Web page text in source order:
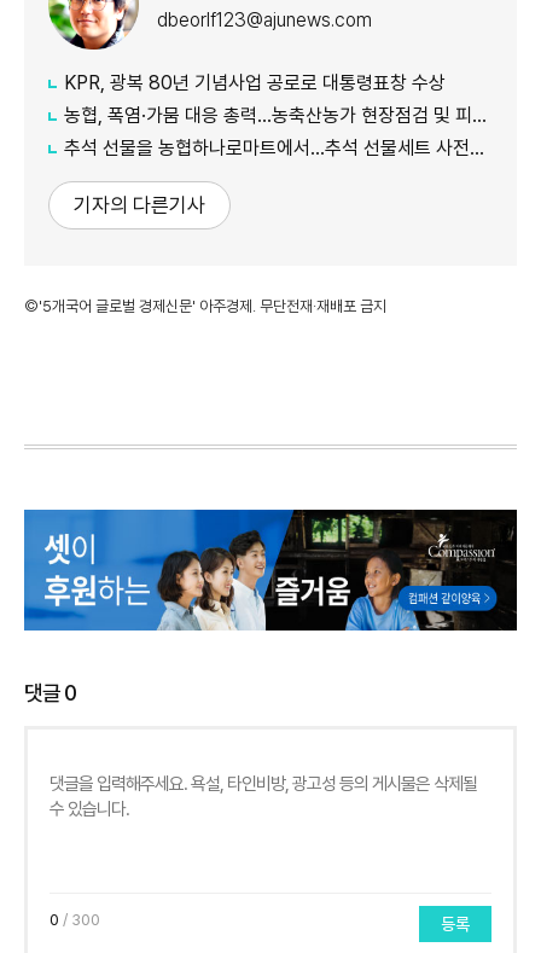
dbeorlf123@ajunews.com
KPR, 광복 80년 기념사업 공로로 대통령표창 수상
농협, 폭염·가뭄 대응 총력...농축산농가 현장점검 및 피해 예방 강화
추석 선물을 농협하나로마트에서…추석 선물세트 사전예약 실시
기자의 다른기사
©'5개국어 글로벌 경제신문' 아주경제. 무단전재·재배포 금지
댓글0
0 / 300 등록